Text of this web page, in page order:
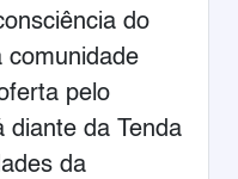
do
comunidade
pelo
diante da Tenda
da